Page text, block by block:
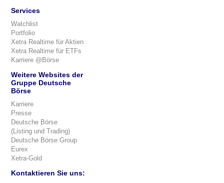
Services
Watchlist
Portfolio
Xetra Realtime für Aktien
Xetra Realtime für ETFs
Karriere @Börse
Weitere Websites der
Gruppe Deutsche
Börse
Karriere
Presse
Deutsche Börse
(Listing und Trading)
Deutsche Börse Group
Eurex
Xetra-Gold
Kontaktieren Sie uns: